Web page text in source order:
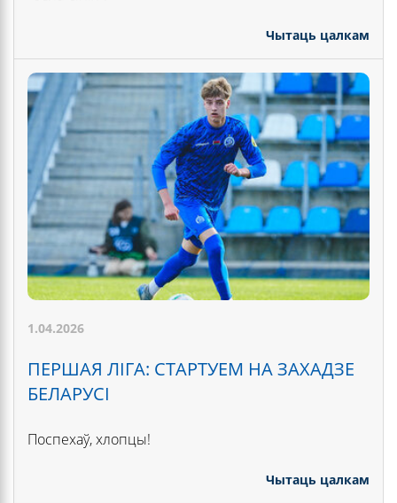
Чытаць цалкам
1.04.2026
ПЕРШАЯ ЛІГА: СТАРТУЕМ НА ЗАХАДЗЕ
БЕЛАРУСІ
Поспехаў, хлопцы!
Чытаць цалкам